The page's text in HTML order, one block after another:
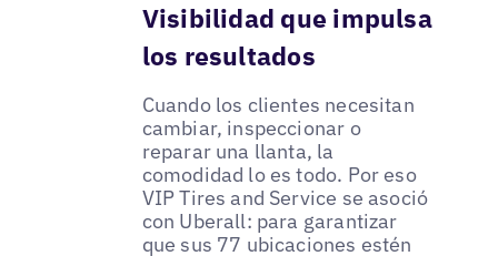
Visibilidad que impulsa
los resultados
Cuando los clientes necesitan
cambiar, inspeccionar o
reparar una llanta, la
comodidad lo es todo. Por eso
VIP Tires and Service se asoció
con Uberall: para garantizar
que sus 77 ubicaciones estén